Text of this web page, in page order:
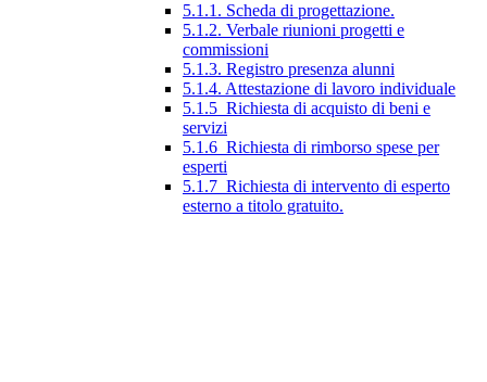
5.1.1. Scheda di progettazione.
5.1.2. Verbale riunioni progetti e
commissioni
5.1.3. Registro presenza alunni
5.1.4. Attestazione di lavoro individuale
5.1.5_Richiesta di acquisto di beni e
servizi
5.1.6_Richiesta di rimborso spese per
esperti
5.1.7_Richiesta di intervento di esperto
esterno a titolo gratuito.